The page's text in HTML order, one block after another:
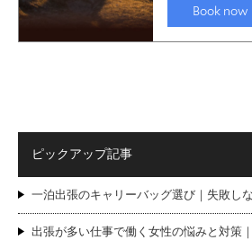
ピックアップ記事
一泊出張のキャリーバッグ選び｜失敗し
出張が多い仕事で働く女性の悩みと対策